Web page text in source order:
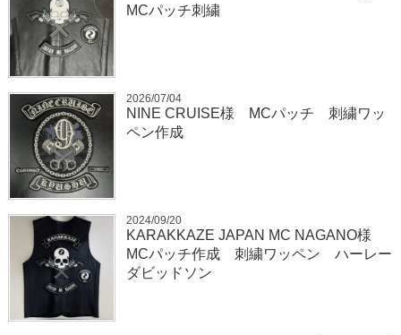
MCパッチ刺繍
2026/07/04
NINE CRUISE様 MCパッチ 刺繍ワッ
ペン作成
2024/09/20
KARAKKAZE JAPAN MC NAGANO様
MCパッチ作成 刺繍ワッペン ハーレー
ダビッドソン